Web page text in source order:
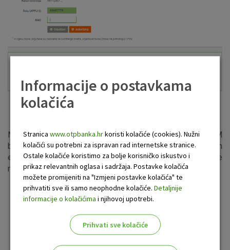
Slika 3. Izgled zaslona autorizacije kupnje GSM bona
Neposredno nakon autorizacije transakcije kupnje GSM
bona, na zaslonu se prikazuje GSM bon sa svim potrebnim
elementima i uputama za način nadoplate. Kupljeni bon se
može ispisati po želji.
Informacije o postavkama
kolačića
Stranica www.otpbanka.hrkoristi kolačiće (cookies). Nužni
kolačići su potrebni za ispravan rad internetske stranice.
Ostale kolačiće koristimo za bolje korisničko iskustvo i
prikaz relevantnih oglasa i sadržaja. Postavke kolačića
možete promijeniti na "Izmjeni postavke kolačića" te
prihvatiti sve ili samo neophodne kolačiće. Detaljnije
informacije o kolačićima i njihovoj upotrebi.
Prihvati sve kolačiće